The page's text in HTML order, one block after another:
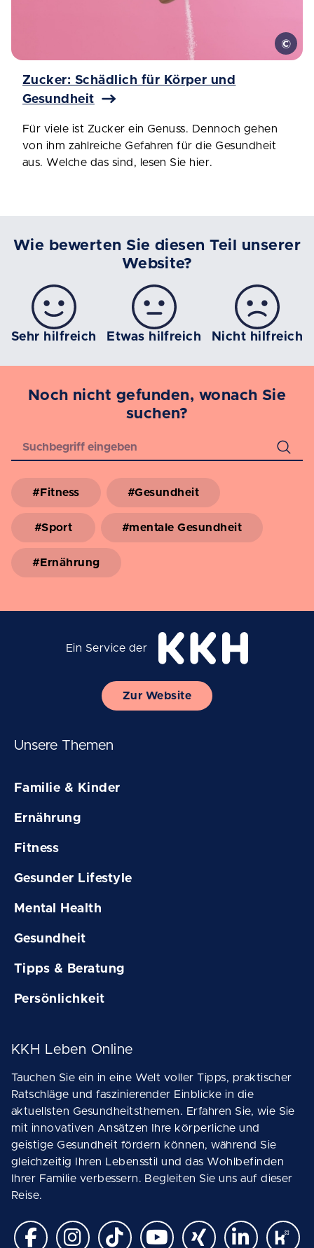
Zucker: Schädlich für Körper und
Gesundheit
Für viele ist Zucker ein Genuss. Dennoch gehen
von ihm zahlreiche Gefahren für die Gesundheit
aus. Welche das sind, lesen Sie hier.
Wie bewerten Sie diesen Teil unserer
Website?
Sehr hilfreich Etwas hilfreich Nicht hilfreich
Noch nicht gefunden, wonach Sie
suchen?
#Fitness #Gesundheit
#Sport #mentale Gesundheit
#Ernährung
Ein Service der
Zur Website
Unsere Themen
Familie & Kinder
Ernährung
Fitness
Gesunder Lifestyle
Mental Health
Gesundheit
Tipps & Beratung
Persönlichkeit
KKH Leben Online
Tauchen Sie ein in eine Welt voller Tipps, praktischer
Ratschläge und faszinierender Einblicke in die
aktuellsten Gesundheitsthemen. Erfahren Sie, wie Sie
mit innovativen Ansätzen Ihre körperliche und
geistige Gesundheit fördern können, während Sie
gleichzeitig Ihren Lebensstil und das Wohlbefinden
Ihrer Familie verbessern. Begleiten Sie uns auf dieser
Reise.